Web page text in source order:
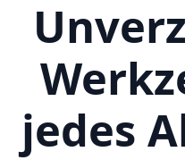
jedes